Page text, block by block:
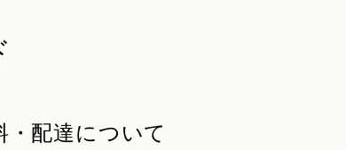
・配達について